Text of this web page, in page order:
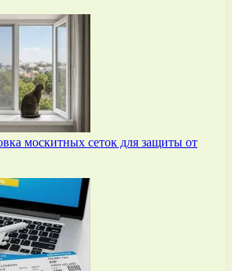
москитных сеток для защиты от